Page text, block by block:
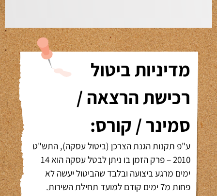
מדיניות ביטול
רכישת הרצאה /
סמינר / קורס:
ע"פ תקנות הגנת הצרכן (ביטול עסקה), התש"ט
2010 – פרק הזמן בו ניתן לבטל עסקה הוא 14
ימים מרגע ביצועה ובלבד שהביטול יעשה לא
פחות מ7 ימים קודם למועד תחילת השירות.